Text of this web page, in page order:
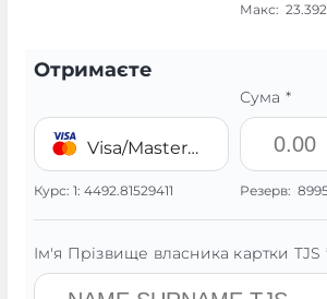
Макс:
Отримаєте
Visa/MasterCard 💳 TJS
Курс: 1: 4492.81529411
Сума *
Резерв:
Ім'я Прізвище власника картки TJS